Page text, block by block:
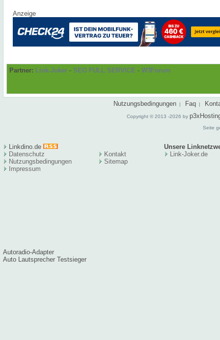
Anzeige
Partner: Link-Joker - SEO FULL SERVICE - W3Forum
Nutzungsbedingungen | Faq |
Copyright © 2013 -2026 by
Seite
Linkdino.de
Unsere
Datenschutz
Nutzungsbedingungen
Impressum
Kontakt
Sitemap
Link-Joker.de
Autoradio-Adapter
Auto Lautsprecher Testsieger